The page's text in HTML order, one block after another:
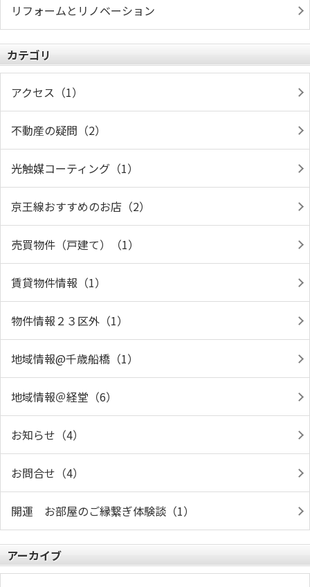
リフォームとリノベーション
カテゴリ
アクセス（1）
不動産の疑問（2）
光触媒コーティング（1）
京王線おすすめのお店（2）
売買物件（戸建て）（1）
賃貸物件情報（1）
物件情報２３区外（1）
地域情報@千歳船橋（1）
地域情報＠経堂（6）
お知らせ（4）
お問合せ（4）
開運 お部屋のご縁繋ぎ体験談（1）
アーカイブ